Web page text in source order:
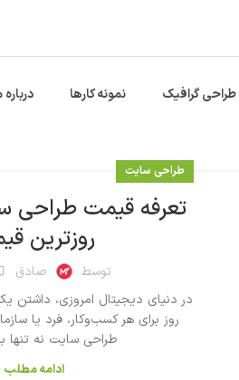
طراحی گرافیک نمونه کارها درباره
طراحی سایت
روزترین
توسط صادق
در دنیای دیجیتال امروزی،
روز برای هر کسب‌وکار، فرد یا
طراحی سایت نه تنها
ادامه مطلب